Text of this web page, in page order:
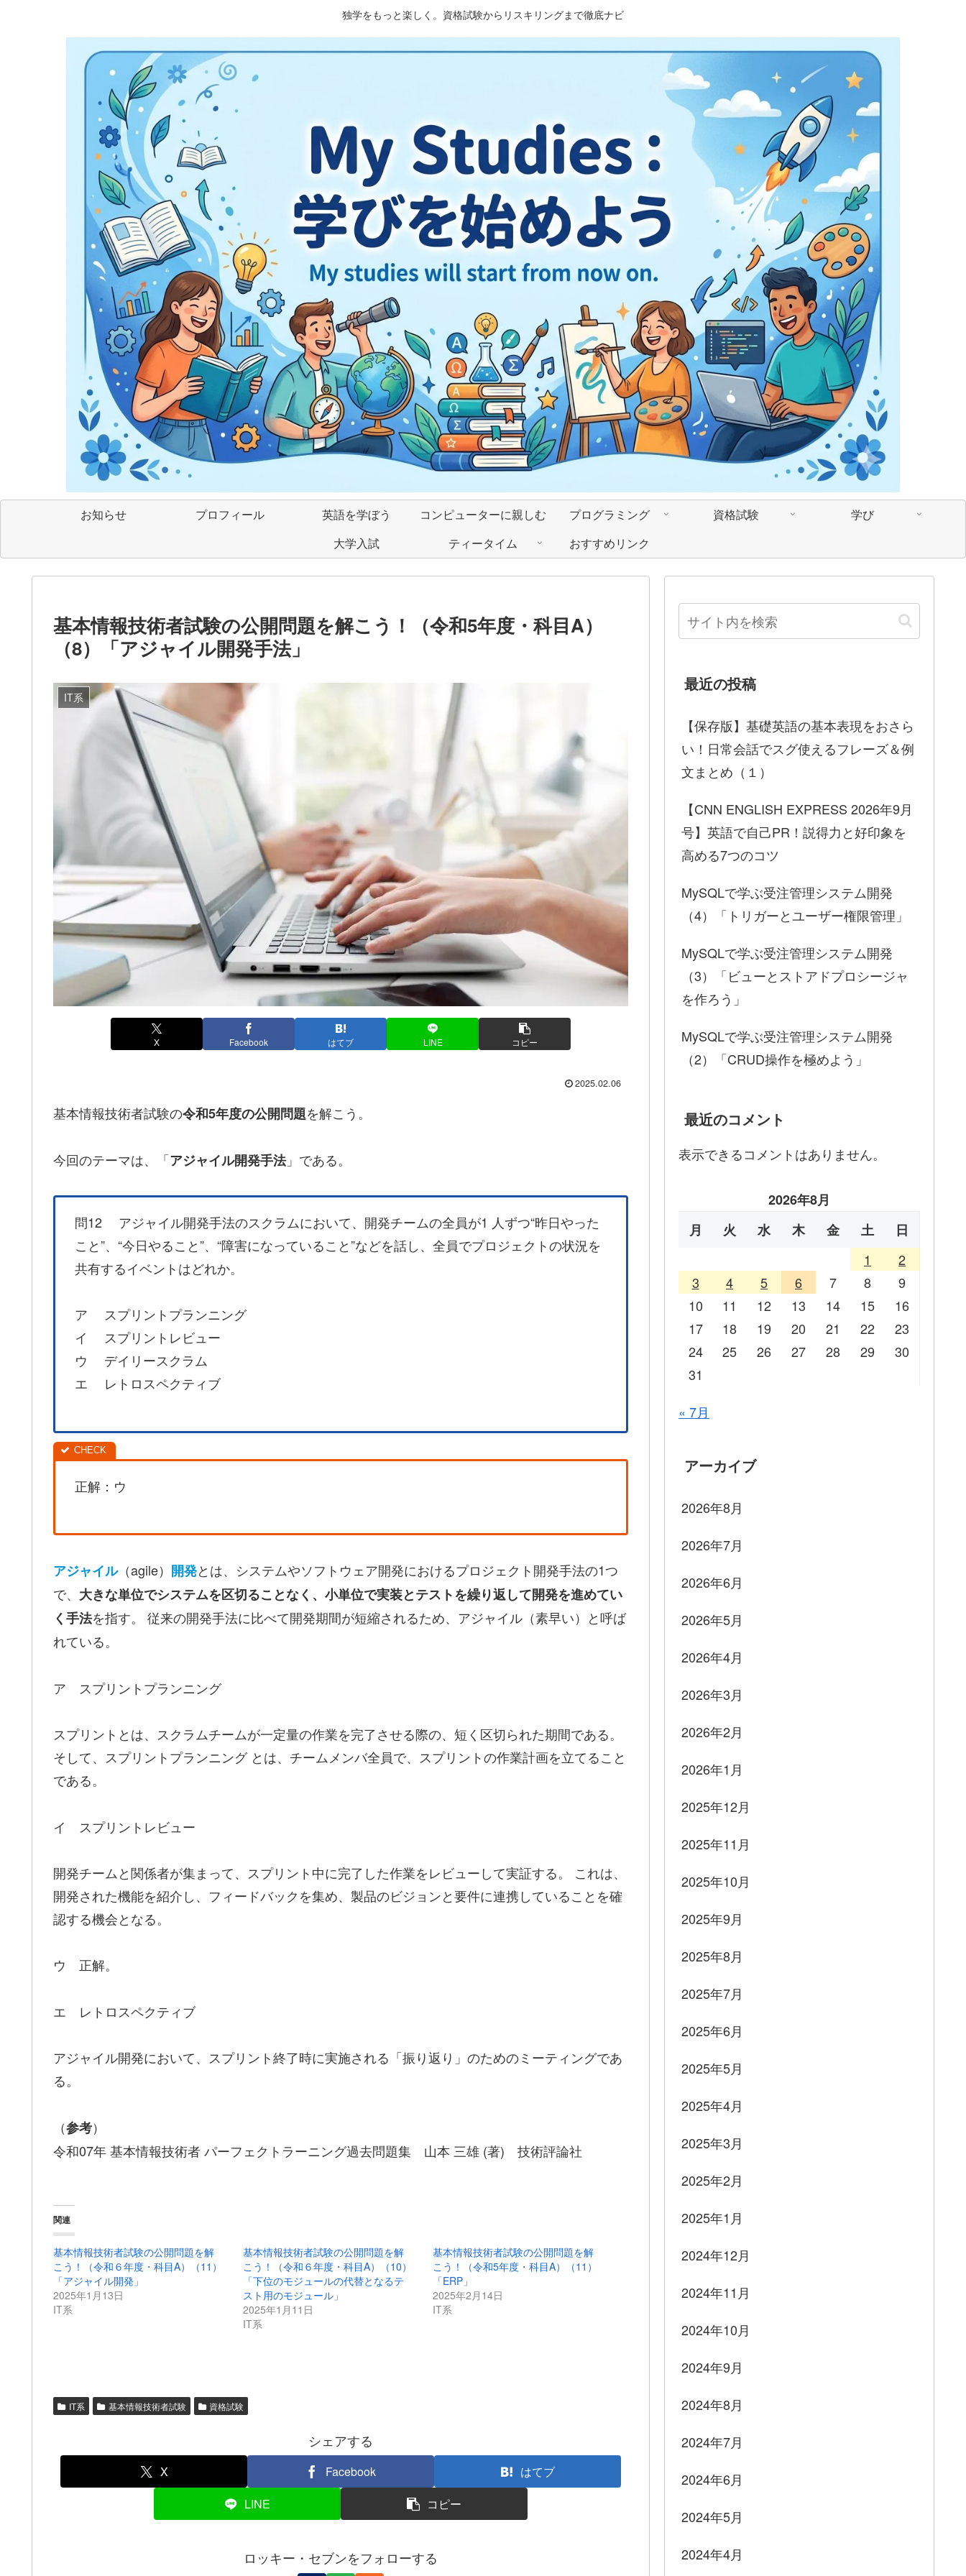
独学をもっと楽しく。資格試験からリスキリングまで徹底ナビ
お知らせ プロフィール 英語を学ぼう コンピューターに親しむ プログラミング 資格試験
学び
大学入試
ティータイム おすすめリンク
基本情報技術者試験の公開問題を解こう！（令和5年度・科目A）
（8）「アジャイル開発手法」
IT系
X Facebook はてブ LINE コピー
2025.02.06
基本情報技術者試験の令和5年度の公開問題を解こう。
今回のテーマは、「アジャイル開発手法」である。
問12 アジャイル開発手法のスクラムにおいて、開発チームの全員が1 人ずつ“昨日やった
こと”、“今日やること”、“障害になっていること”などを話し、全員でプロジェクトの状況を
共有するイベントはどれか。
ア スプリントプランニング
イ スプリントレビュー
ウ デイリースクラム
エ レトロスペクティブ
正解：ウ
アジャイル（agile） 開発とは、システムやソフトウェア開発におけるプロジェクト開発手法の1つ
で、 大きな単位でシステムを区切ることなく、小単位で実装とテストを繰り返して開発を進めてい
く手法を指す。 従来の開発手法に比べて開発期間が短縮されるため、アジャイル（素早い）と呼ば
れている。
ア スプリントプランニング
スプリントとは、スクラムチームが一定量の作業を完了させる際の、短く区切られた期間である。
そして、スプリントプランニング とは、チームメンバ全員で、スプリントの作業計画を立てること
である。
イ スプリントレビュー
開発チームと関係者が集まって、スプリント中に完了した作業をレビューして実証する。 これは、
開発された機能を紹介し、フィードバックを集め、製品のビジョンと要件に連携していることを確
認する機会となる。
ウ 正解。
エ レトロスペクティブ
アジャイル開発において、スプリント終了時に実施される「振り返り」のためのミーティングであ
る。
（参考）
令和07年 基本情報技術者 パーフェクトラーニング過去問題集 山本 三雄 (著) 技術評論社
関連
基本情報技術者試験の公開問題を解
こう！（令和６年度・科目A）（11）
「アジャイル開発」
2025年1月13日
IT系
基本情報技術者試験の公開問題を解
こう！（令和６年度・科目A）（10）
「下位のモジュールの代替となるテ
スト用のモジュール」
2025年1月11日
IT系
基本情報技術者試験の公開問題を解
こう！（令和5年度・科目A）（11）
「ERP」
2025年2月14日
IT系
IT系 基本情報技術者試験 資格試験
シェアする
X Facebook
はてブ
LINE
コピー
ロッキー・セブンをフォローする
最近の投稿
【保存版】基礎英語の基本表現をおさら
い！日常会話でスグ使えるフレーズ＆例
文まとめ（１）
【CNN ENGLISH EXPRESS 2026年9月
号】英語で自己PR！説得力と好印象を
高める7つのコツ
MySQLで学ぶ受注管理システム開発
（4）「トリガーとユーザー権限管理」
MySQLで学ぶ受注管理システム開発
（3）「ビューとストアドプロシージャ
を作ろう」
MySQLで学ぶ受注管理システム開発
（2）「CRUD操作を極めよう」
最近のコメント
表示できるコメントはありません。
2026年8月
月
火 水 木 金 土
日
1
2
3
4 5 6 7 8
9
10
11 12 13 14 15
16
17
18 19 20 21 22
23
24
25 26 27 28 29
30
31
« 7月
アーカイブ
2026年8月
2026年7月
2026年6月
2026年5月
2026年4月
2026年3月
2026年2月
2026年1月
2025年12月
2025年11月
2025年10月
2025年9月
2025年8月
2025年7月
2025年6月
2025年5月
2025年4月
2025年3月
2025年2月
2025年1月
2024年12月
2024年11月
2024年10月
2024年9月
2024年8月
2024年7月
2024年6月
2024年5月
2024年4月